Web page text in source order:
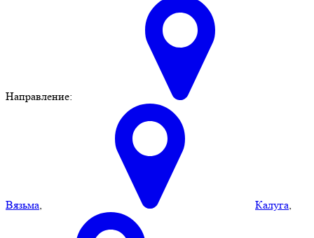
Направление:
Вязьма Калуга